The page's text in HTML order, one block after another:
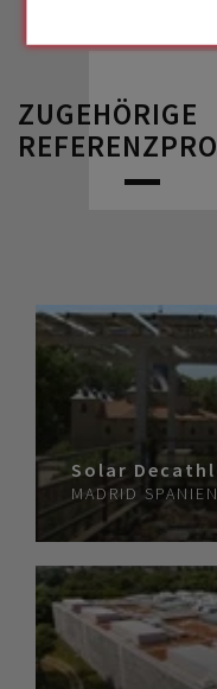
ZUGEHÖRIGE
Solar
MADRID SPANIEN